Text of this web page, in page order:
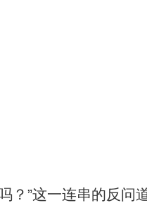
？”这一连串的反问